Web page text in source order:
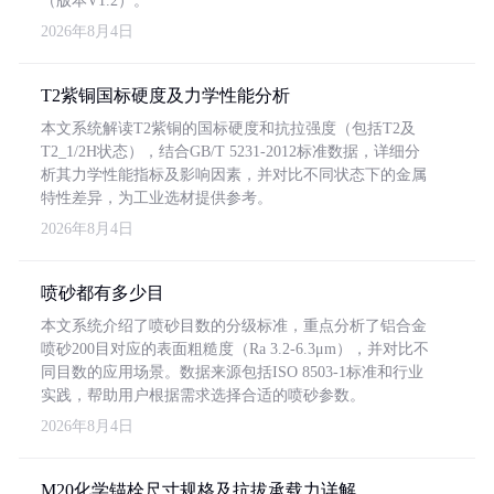
2026年8月4日
T2紫铜国标硬度及力学性能分析
本文系统解读T2紫铜的国标硬度和抗拉强度（包括T2及
T2_1/2H状态），结合GB/T 5231-2012标准数据，详细分
析其力学性能指标及影响因素，并对比不同状态下的金属
特性差异，为工业选材提供参考。
2026年8月4日
喷砂都有多少目
本文系统介绍了喷砂目数的分级标准，重点分析了铝合金
喷砂200目对应的表面粗糙度（Ra 3.2-6.3μm），并对比不
同目数的应用场景。数据来源包括ISO 8503-1标准和行业
实践，帮助用户根据需求选择合适的喷砂参数。
2026年8月4日
M20化学锚栓尺寸规格及抗拔承载力详解